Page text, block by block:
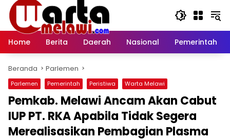
Langsung
konten
Home
Berita Daerah Nasional Pemerintah
Beranda Parlemen
Parlemen Pemerintah Peristiwa Warta Melawi
Pemkab. Melawi Ancam Akan Cabut
IUP PT. RKA Apabila Tidak Segera
Merealisasikan Pembagian Plasma